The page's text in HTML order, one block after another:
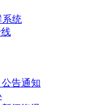
系统
公告通知